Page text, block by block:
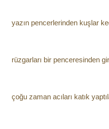
yazın pencerlerinden kuşlar
rüzgarları bir penceresinden
çoğu zaman acıları katık